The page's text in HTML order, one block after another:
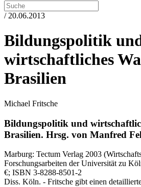
/ 20.06.2013
Bildungspolitik
wirtschaftliches
Brasilien
Michael Fritsche
Bildungspolitik und
Brasilien. Hrsg. von Manfred
Marburg: Tectum Verlag 2003
Forschungsarbeiten der Universität zu
€; ISBN 3-8288-8501-2
Diss. Köln. - Fritsche gibt einen